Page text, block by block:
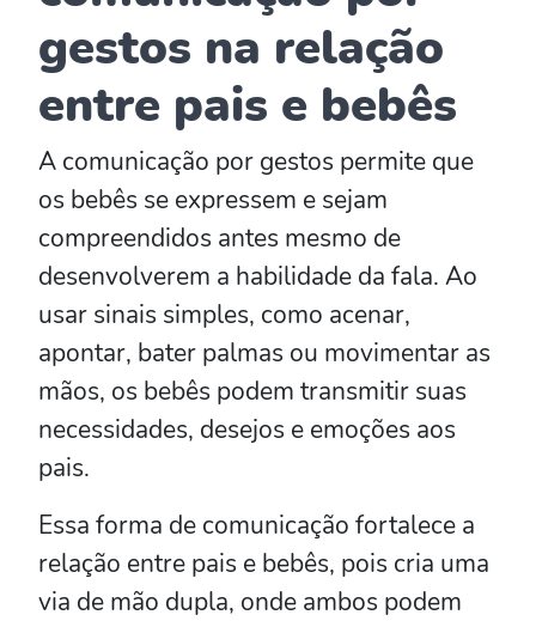
gestos na relação
entre pais e bebês
A comunicação por gestos permite que
os bebês se expressem e sejam
compreendidos antes mesmo de
desenvolverem a habilidade da fala. Ao
usar sinais simples, como acenar,
apontar, bater palmas ou movimentar as
mãos, os bebês podem transmitir suas
necessidades, desejos e emoções aos
pais.
Essa forma de comunicação fortalece a
relação entre pais e bebês, pois cria uma
via de mão dupla, onde ambos podem